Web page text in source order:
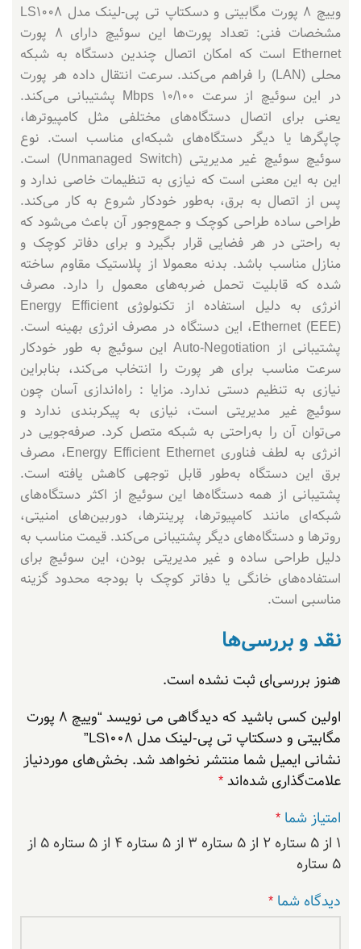
وییچ 8 پورت مگابیتی و دسکتاپ تی پی-لینک مدل LS1008
مشخصات فنی: تعداد پورت‌ها این سوئیچ دارای 8 پورت
Ethernet است که امکان اتصال چندین دستگاه به شبکه
محلی (LAN) را فراهم می‌کند. سرعت انتقال داده هر پورت
در این سوئیچ از سرعت 10/100 Mbps پشتیبانی می‌کند.
یعنی برای اتصال دستگاه‌های مختلفی مثل کامپیوترها،
چاپگرها یا دیگر دستگاه‌های شبکه‌ای مناسب است. نوع
سوئیچ سوئیچ غیر مدیریتی (Unmanaged Switch) است.
این به این معنی است که نیازی به تنظیمات خاصی ندارد و
پس از اتصال به برق، به‌طور خودکار شروع به کار می‌کند.
طراحی ساده طراحی کوچک و جمع‌وجور آن باعث می‌شود که
به راحتی در هر فضایی قرار بگیرد و برای دفاتر کوچک و
منازل مناسب باشد. بدنه معمولا از پلاستیک مقاوم ساخته
شده که قابلیت تحمل ضربه‌های معمول را دارد. مصرف
انرژی به دلیل استفاده از تکنولوژی Energy Efficient
Ethernet (EEE)، این دستگاه در مصرف انرژی بهینه است.
پشتیبانی از Auto-Negotiation این سوئیچ به طور خودکار
سرعت مناسب برای هر پورت را انتخاب می‌کند، بنابراین
نیازی به تنظیم دستی ندارد. مزایا : راه‌اندازی آسان چون
سوئیچ غیر مدیریتی است، نیازی به پیکربندی ندارد و
می‌توان آن را به‌راحتی به شبکه متصل کرد. صرفه‌جویی در
انرژی به لطف فناوری Energy Efficient Ethernet، مصرف
برق این دستگاه به‌طور قابل توجهی کاهش یافته است.
پشتیبانی از همه دستگاه‌ها این سوئیچ از اکثر دستگاه‌های
شبکه‌ای مانند کامپیوترها، پرینترها، دوربین‌های امنیتی،
روترها و دستگاه‌های دیگر پشتیبانی می‌کند. قیمت مناسب به
دلیل طراحی ساده و غیر مدیریتی بودن، این سوئیچ برای
استفاده‌های خانگی یا دفاتر کوچک با بودجه محدود گزینه
مناسبی است.
نقد و بررسی‌ها
هنوز بررسی‌ای ثبت نشده است.
اولین کسی باشید که دیدگاهی می نویسد “وییچ 8 پورت
مگابیتی و دسکتاپ تی پی-لینک مدل LS1008”
نشانی ایمیل شما منتشر نخواهد شد. بخش‌های موردنیاز
علامت‌گذاری شده‌اند *
امتیاز شما *
۱ از ۵ ستاره ۲ از ۵ ستاره ۳ از ۵ ستاره ۴ از ۵ ستاره
۵ از
۵ ستاره
دیدگاه شما *